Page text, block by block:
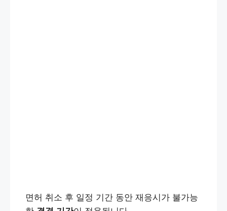
면허 취소 후 일정 기간 동안 재응시가 불가능